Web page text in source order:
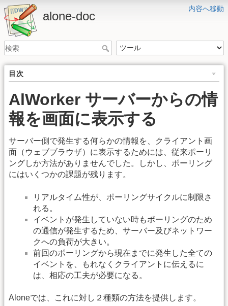
内容へ移動
alone-doc
目次
AlWorker サーバーからの情
報を画面に表示する
サーバー側で発生する何らかの情報を、クライアント画
面（ウェブブラウザ）に表示するためには、従来ポーリ
ングしか方法がありませんでした。しかし、ポーリング
にはいくつかの課題が残ります。
リアルタイム性が、ポーリングサイクルに制限さ
れる。
イベントが発生していない時もポーリングのため
の通信が発生するため、サーバー及びネットワー
クへの負荷が大きい。
前回のポーリングから現在までに発生した全ての
イベントを、もれなくクライアントに伝えるに
は、相応の工夫が必要になる。
Aloneでは、これに対し２種類の方法を提供します。